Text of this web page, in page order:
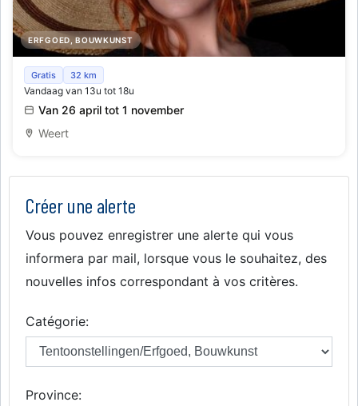
ERFGOED, BOUWKUNST
Internationale Tentoonstelling "Gevlochten Hoeden"
Gratis 32 km
Vandaag van 13u tot 18u
Van 26 april tot 1 november
Weert
Créer une alerte
Vous pouvez enregistrer une alerte qui vous
informera par mail, lorsque vous le souhaitez, des
nouvelles infos correspondant à vos critères.
Catégorie:
Province: